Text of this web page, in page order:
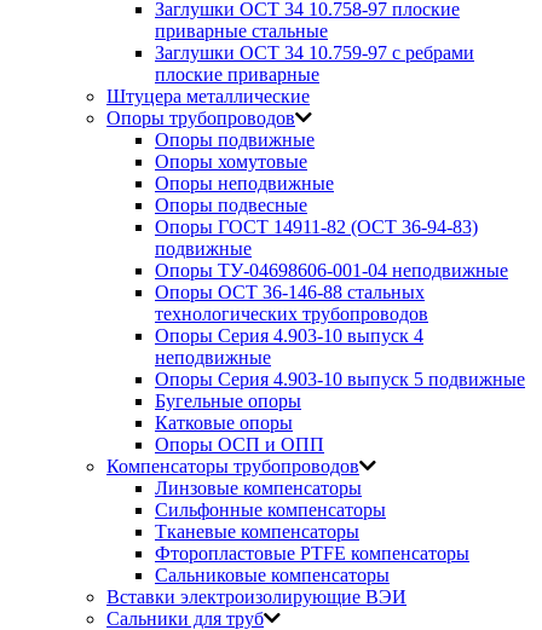
Заглушки ОСТ 34 10.758-97 плоские
приварные стальные
Заглушки ОСТ 34 10.759-97 с ребрами
плоские приварные
Штуцера металлические
Опоры трубопроводов
Опоры подвижные
Опоры хомутовые
Опоры неподвижные
Опоры подвесные
Опоры ГОСТ 14911-82 (ОСТ 36-94-83)
подвижные
Опоры ТУ-04698606-001-04 неподвижные
Опоры ОСТ 36-146-88 стальных
технологических трубопроводов
Опоры Серия 4.903-10 выпуск 4
неподвижные
Опоры Серия 4.903-10 выпуск 5 подвижные
Бугельные опоры
Катковые опоры
Опоры ОСП и ОПП
Компенсаторы трубопроводов
Линзовые компенсаторы
Сильфонные компенсаторы
Тканевые компенсаторы
Фторопластовые PTFE компенсаторы
Сальниковые компенсаторы
Вставки электроизолирующие ВЭИ
Сальники для труб